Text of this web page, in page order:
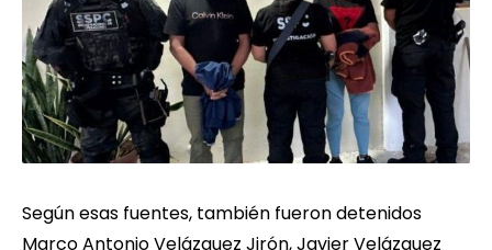
Según esas fuentes, también fueron detenidos
Marco Antonio Velázquez Jirón, Javier Velázquez